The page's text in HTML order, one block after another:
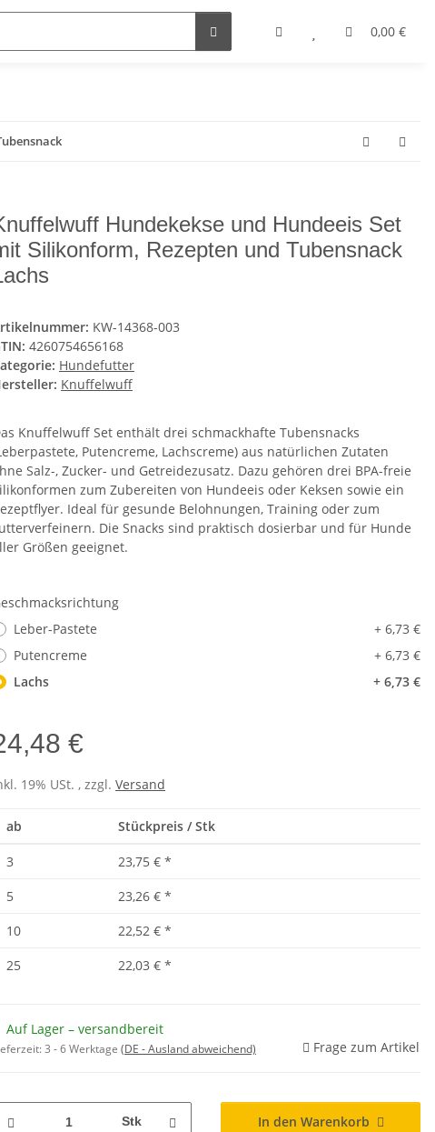
0,00 €
Hundekekse und Hundeeis Set
Silikonform, Rezepten und Tubensnack
KW-14368-003
4260754656168
Hundefutter
Knuffelwuff
Knuffelwuff Set enthält drei schmackhafte Tubensnacks
Putencreme, Lachscreme) aus natürlichen Zutaten
Salz-, Zucker- und Getreidezusatz. Dazu gehören drei BPA-freie
zum Zubereiten von Hundeeis oder Keksen sowie ein
Ideal für gesunde Belohnungen, Training oder zum
Die Snacks sind praktisch dosierbar und für Hunde
Größen geeignet.
Leber-Pastete
+ 6,73 €
Putencreme
+ 6,73 €
Lachs
+ 6,73 €
€
19% USt. , zzgl. Versand
ab Stückpreis / Stk
3 23,75 € *
5
23,26 € *
10
22,52 € *
25
22,03 € *
Auf Lager – versandbereit
3 - 6 Werktage (DE - Ausland abweichend) Frage zum Artikel
Stk In den Warenkorb